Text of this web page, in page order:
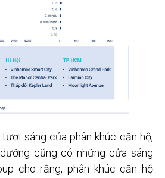
sáng của phân khúc căn hộ,
cũng có những cửa sáng
cho rằng, phân khúc căn hộ